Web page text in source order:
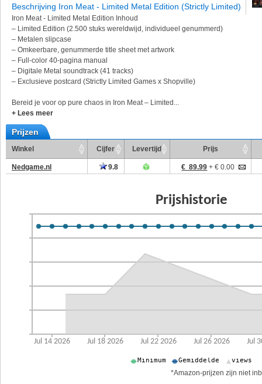
Beschrijving Iron Meat - Limited Metal Edition (Strictly Limited)
Iron Meat - Limited Metal Edition Inhoud
– Limited Edition (2.500 stuks wereldwijd, individueel genummerd)
– Metalen slipcase
– Omkeerbare, genummerde title sheet met artwork
– Full-color 40-pagina manual
– Digitale Metal soundtrack (41 tracks)
– Exclusieve postcard (Strictly Limited Games x Shopville)
Bereid je voor op pure chaos in Iron Meat – Limited...
+ Lees meer
Prijzen
Winkel Cijfer Levertijd Prijs
Nedgame.nl 9.8 € 89.99 + € 0.00
*Amazon-prijzen zijn niet